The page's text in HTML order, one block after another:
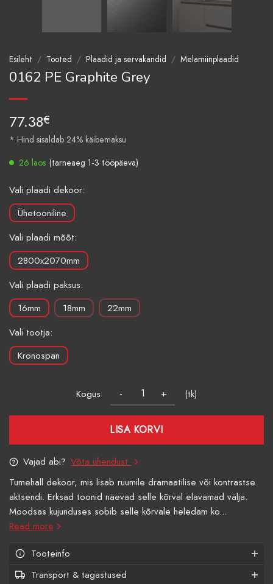
Esileht / Tooted / Plaadid ja servakandid / Melamiinplaadid
0162 PE Graphite Grey
77.38€
* Hind sisaldab 24% käibemaksu
26 laos (tarneaeg 1-3 tööpäeva)
Vali plaadi dekoor:
Ühetooniline
Vali plaadi mõõt:
2800x2070mm
Vali plaadi paksus:
16mm
18mm
22mm
Vali tootja:
Kronospan
Kogus (tk)
LISA KORVI
Vajad abi? Võta ühendust
Tumehall dekoor, mis lisab ruumile dramaatilise või kontrastse
aktsendi. Erksad toonid näevad selle kõrval elavamad välja.
Moodsas kujunduses sobib selle kõrvale heledam ko...
Read more
Tooteinfo
Transport & tagastused